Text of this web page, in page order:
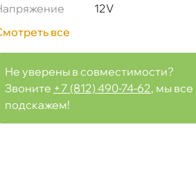
12V
все
Не уверены в совместимости?
Звоните +7 (812) 490-74-62, мы
подскажем!